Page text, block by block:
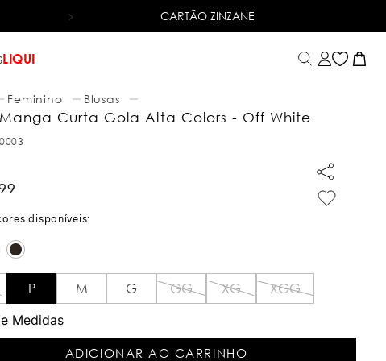
6X SEM JUROSNO CARTÃO DE CRÉDITO
CARTÃO ZINZANE
LIQUI
Feminino Blusas
Curta Gola Alta Colors - Off White
P M G GG XG
XGG
Medidas
ADICIONAR AO CARRINHO